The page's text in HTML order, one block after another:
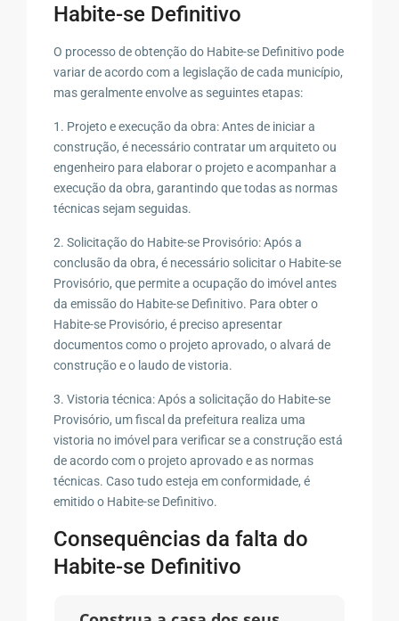
Habite-se Definitivo
O processo de obtenção do Habite-se Definitivo pode
variar de acordo com a legislação de cada município,
mas geralmente envolve as seguintes etapas:
1. Projeto e execução da obra: Antes de iniciar a
construção, é necessário contratar um arquiteto ou
engenheiro para elaborar o projeto e acompanhar a
execução da obra, garantindo que todas as normas
técnicas sejam seguidas.
2. Solicitação do Habite-se Provisório: Após a
conclusão da obra, é necessário solicitar o Habite-se
Provisório, que permite a ocupação do imóvel antes
da emissão do Habite-se Definitivo. Para obter o
Habite-se Provisório, é preciso apresentar
documentos como o projeto aprovado, o alvará de
construção e o laudo de vistoria.
3. Vistoria técnica: Após a solicitação do Habite-se
Provisório, um fiscal da prefeitura realiza uma
vistoria no imóvel para verificar se a construção está
de acordo com o projeto aprovado e as normas
técnicas. Caso tudo esteja em conformidade, é
emitido o Habite-se Definitivo.
Consequências da falta do
Habite-se Definitivo